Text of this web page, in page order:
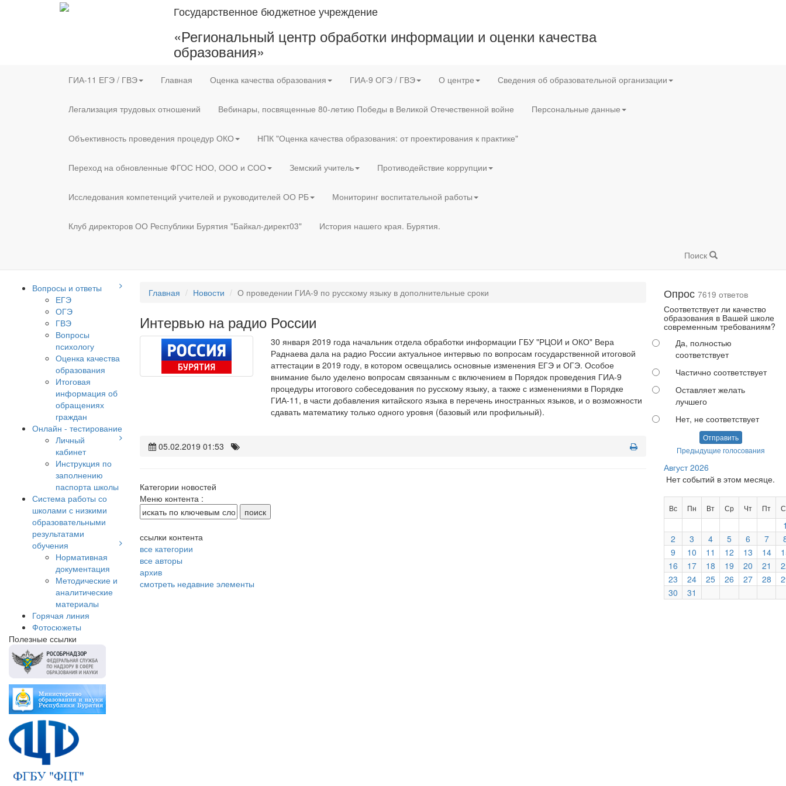
Государственное бюджетное учреждение
«Региональный центр обработки информации и оценки качества
образования»
ГИА-11 ЕГЭ / ГВЭ Главная Оценка качества образования ГИА-9 ОГЭ / ГВЭ О центре Сведения об образовательной организации
Легализация трудовых отношений Вебинары, посвященные 80-летию Победы в Великой Отечественной войне Персональные данные
Объективность проведения процедур ОКО НПК "Оценка качества образования: от проектирования к практике"
Переход на обновленные ФГОС НОО, ООО и СОО Земский учитель Противодействие коррупции
Исследования компетенций учителей и руководителей ОО РБ Мониторинг воспитательной работы
Клуб директоров ОО Республики Бурятия "Байкал-директ03" История нашего края. Бурятия.
Поиск
Вопросы и ответы
ЕГЭ
ОГЭ
ГВЭ
Вопросы
психологу
Оценка качества
образования
Итоговая
информация об
обращениях
граждан
Онлайн - тестирование
Личный
кабинет
Инструкция по
заполнению
паспорта школы
Система работы со
школами с низкими
образовательными
результатами
обучения
Нормативная
документация
Методические и
аналитические
материалы
Горячая линия
Фотосюжеты
Полезные ссылки
Главная Новости О проведении ГИА-9 по русскому языку в дополнительные сроки
Интервью на радио России
30 января 2019 года начальник отдела обработки информации ГБУ "РЦОИ и ОКО" Вера
Раднаева дала на радио России актуальное интервью по вопросам государственной итоговой
аттестации в 2019 году, в котором освещались основные изменения ЕГЭ и ОГЭ. Особое
внимание было уделено вопросам связанным с включением в Порядок проведения ГИА-9
процедуры итогового собеседования по русскому языку, а также с изменениями в Порядке
ГИА-11, в части добавления китайского языка в перечень иностранных языков, и о возможности
сдавать математику только одного уровня (базовый или профильный).
05.02.2019 01:53
Категории новостей
Меню контента :
ссылки контента
все категории
все авторы
архив
смотреть недавние элементы
Опрос 7619 ответов
Соответствует ли качество
образования в Вашей школе
современным требованиям?
Да, полностью
соответствует
Частично соответствует
Оставляет желать
лучшего
Нет, не соответствует
Отправить
Предыдущие голосования
Август 2026
Нет событий в этом месяце.
Вс Пн Вт Ср Чт Пт
2
3 4 5 6 7
9
10 11 12 13 14
16
17 18 19 20 21
23
24 25 26 27 28
30
31